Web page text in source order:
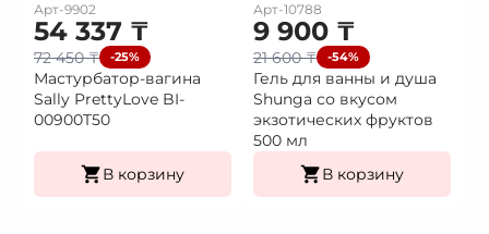
Арт-9902
54 337 ₸
72 450₸ -25%
Мастурбатор-вагина
Sally PrettyLove BI-
00900T50
В корзину
Арт-10788
9 900 ₸
21 600₸ -54%
Гель для ванны и душа
Shunga со вкусом
экзотических фруктов
500 мл
В корзину